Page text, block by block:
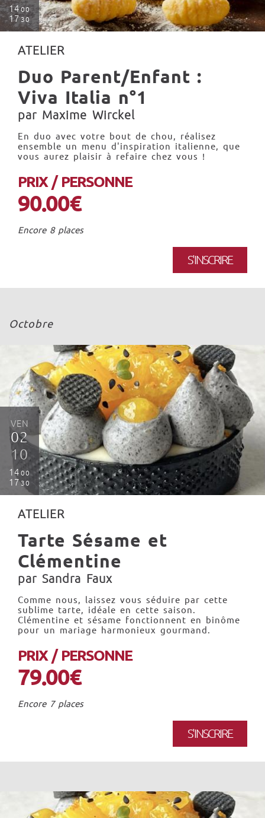
14 00
17 30
ATELIER
Duo Parent/Enfant :
Viva Italia n°1
par Maxime Wirckel
En duo avec votre bout de chou, réalisez
ensemble un menu d'inspiration italienne, que
vous aurez plaisir à refaire chez vous !
PRIX / PERSONNE
90.00€
Encore 8 places
S'INSCRIRE
Octobre
VEN
02
10
14 00
1730
ATELIER
Tarte Sésame et
Clémentine
par Sandra Faux
Comme nous, laissez vous séduire par cette
sublime tarte, idéale en cette saison.
Clémentine et sésame fonctionnent en binôme
pour un mariage harmonieux gourmand.
PRIX / PERSONNE
79.00€
Encore 7 places
S'INSCRIRE